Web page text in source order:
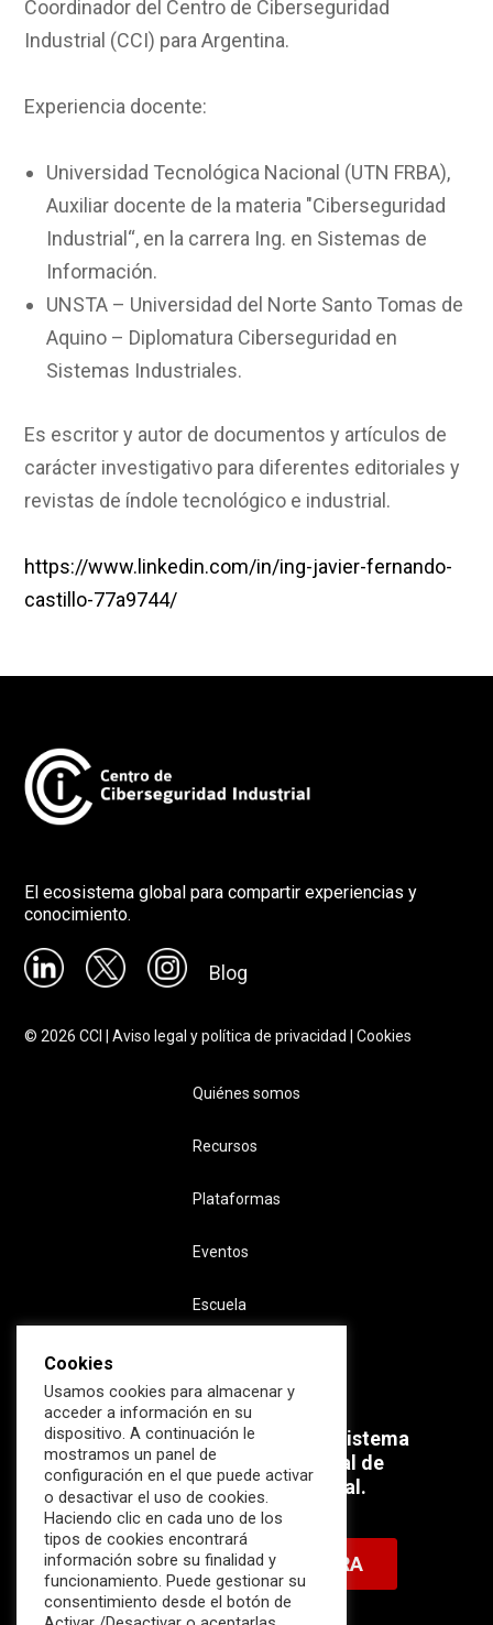
Coordinador del Centro de Ciberseguridad
Industrial (CCI) para Argentina.
Experiencia docente:
Universidad Tecnológica Nacional (UTN FRBA),
Auxiliar docente de la materia "Ciberseguridad
Industrial“, en la carrera Ing. en Sistemas de
Información.
UNSTA – Universidad del Norte Santo Tomas de
Aquino – Diplomatura Ciberseguridad en
Sistemas Industriales.
Es escritor y autor de documentos y artículos de
carácter investigativo para diferentes editoriales y
revistas de índole tecnológico e industrial.
https://www.linkedin.com/in/ing-javier-fernando-
castillo-77a9744/
El ecosistema global para compartir experiencias y
conocimiento.
Blog
©2026 CCI |Aviso legal y política de privacidad |Cookies
Quiénes somos
Recursos
Plataformas
Eventos
Escuela
Súmate ahora al mayor Ecosistema
profesional e internacional de
Ciberseguridad Industrial.
HAZTE MIEMBRO AHORA
Cookies
Usamos cookies para almacenar y
acceder a información en su
dispositivo. A continuación le
mostramos un panel de
configuración en el que puede activar
o desactivar el uso de cookies.
Haciendo clic en cada uno de los
tipos de cookies encontrará
información sobre su finalidad y
funcionamiento. Puede gestionar su
consentimiento desde el botón de